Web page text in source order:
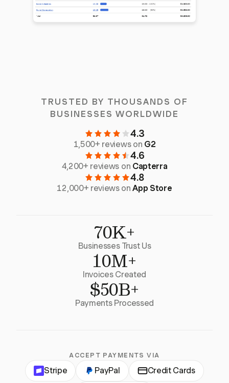
TRUSTED BY THOUSANDS OF
BUSINESSES WORLDWIDE
4.3
1,500+ reviews on G2
4.6
4,200+ reviews on Capterra
4.8
12,000+ reviews onApp Store
70K+
Businesses Trust Us
10M+
Invoices Created
$50B+
Payments Processed
ACCEPT PAYMENTS VIA
Stripe PayPal Credit Cards